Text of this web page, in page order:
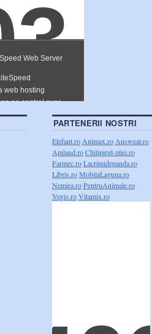
PARTENERII NOSTRI
Elefant.ro Animax.ro Answear.ro
Apiland.ro Chilipirul-zilei.ro
Farmec.ro Lacrimidepanda.ro
Libris.ro MobilaLaguna.ro
Nemira.ro PentruAnimale.ro
Vegis.ro Vitamix.ro